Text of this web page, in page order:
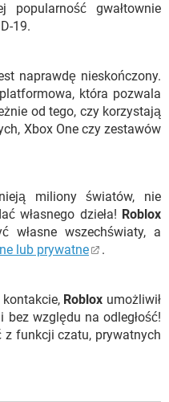
popularność gwałtownie
19.
naprawdę nieskończony.
która pozwala
od tego, czy korzystają
Xbox One czy zestawów
miliony światów, nie
własnego dzieła! Roblox
własne wszechświaty, a
lub prywatne .
Roblox umożliwił
względu na odległość!
z funkcji czatu, prywatnych